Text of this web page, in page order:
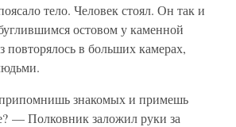
тело. Человек стоял. Он так и
остовом у каменной
повторялось в больших камерах,
знакомых и примешь
— Полковник заложил руки за